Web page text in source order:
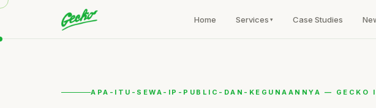
Home Services Case Studies
APA-ITU-SEWA-IP-PUBLIC-DAN-KEGUNAANNYA — GECKO